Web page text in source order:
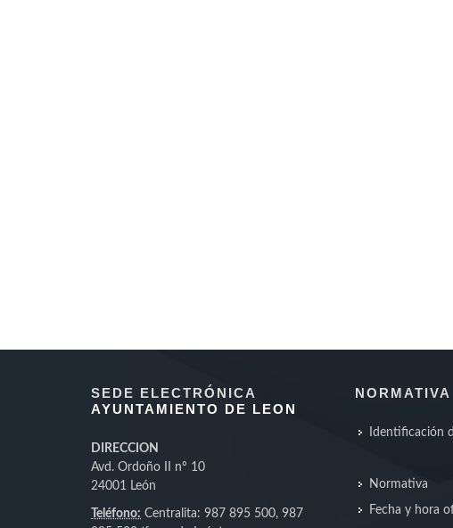
SEDE ELECTRÓNICA
AYUNTAMIENTO DE LEON
DIRECCION
Avd. Ordoño II nº 10
24001 León
Teléfono: Centralita: 987 895 500, 987
NORMATIVA
Identificación
Normativa
Fecha y hora